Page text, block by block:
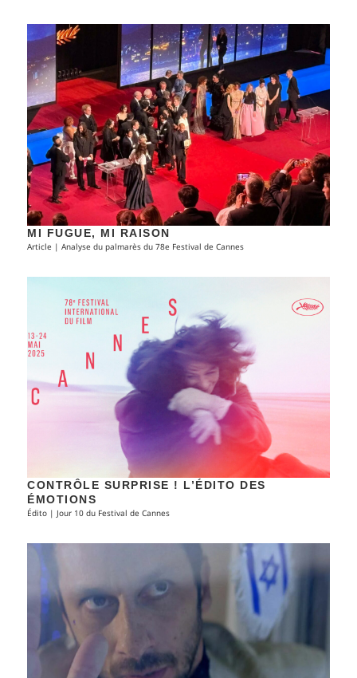
MI FUGUE, MI RAISON
Article | Analyse du palmarès du 78e Festival de Cannes
CONTRÔLE SURPRISE ! L’ÉDITO DES
ÉMOTIONS
Édito | Jour 10 du Festival de Cannes